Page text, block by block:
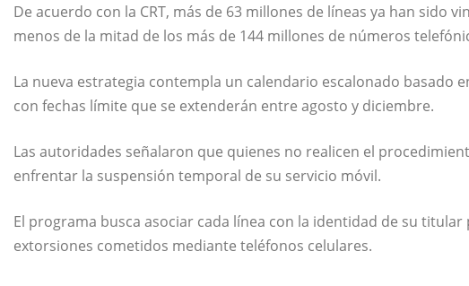
De acuerdo con la CRT, más de 63 millones de líneas ya han sido
menos de la mitad de los más de 144 millones de números
La nueva estrategia contempla un calendario escalonado basado
con fechas límite que se extenderán entre agosto y diciembre.
Las autoridades señalaron que quienes no realicen el
enfrentar la suspensión temporal de su servicio móvil.
El programa busca asociar cada línea con la identidad de su
extorsiones cometidos mediante teléfonos celulares.